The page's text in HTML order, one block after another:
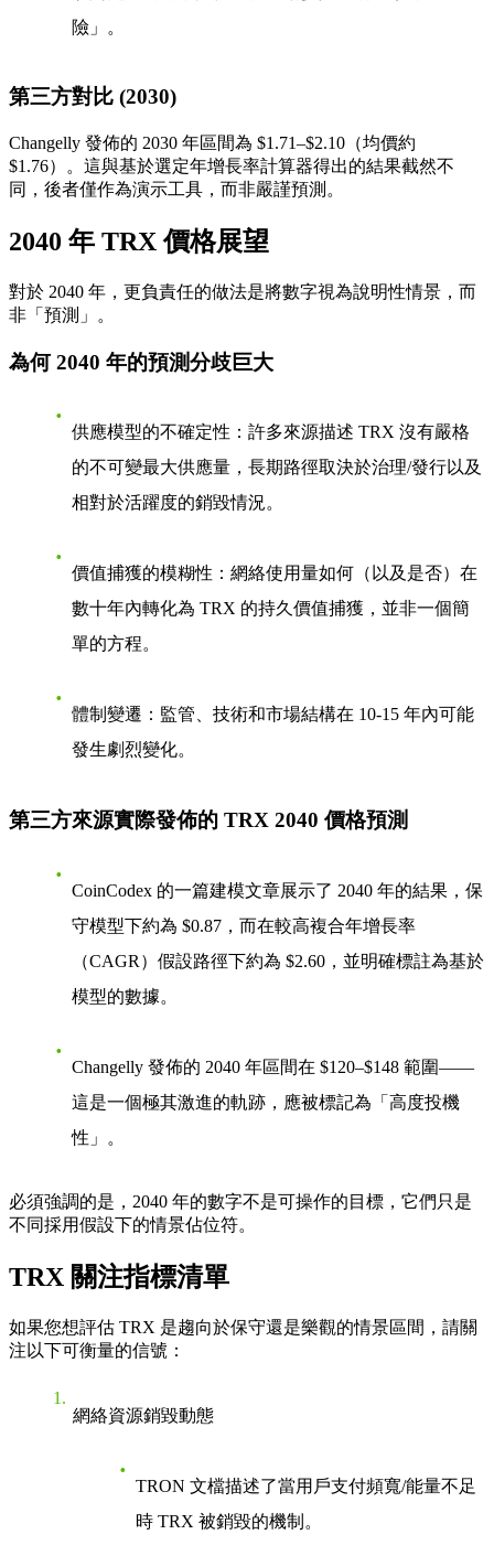
險」。
第三方對比 (2030)
Changelly 發佈的 2030 年區間為 $1.71–$2.10 （均價約
$1.76）。這與基於選定年增長率計算器得出的結果截然不
同，後者僅作為演示工具，而非嚴謹預測。
2040 年 TRX 價格展望
對於 2040 年，更負責任的做法是將數字視為說明性情景 ，而
非「預測」。
為何 2040 年的預測分歧巨大
供應模型的不確定性 ：許多來源描述 TRX 沒有嚴格
的不可變最大供應量，長期路徑取決於治理/發行以及
相對於活躍度的銷毀情況。
價值捕獲的模糊性 ：網絡使用量如何（以及是否）在
數十年內轉化為 TRX 的持久價值捕獲，並非一個簡
單的方程。
體制變遷 ：監管、技術和市場結構在 10-15 年內可能
發生劇烈變化。
第三方來源實際發佈的 TRX 2040 價格預測
CoinCodex 的一篇建模文章展示了 2040 年的結果，保
守模型下約為 $0.87 ，而在較高複合年增長率
（CAGR）假設路徑下約為 $2.60 ，並明確標註為基於
模型的數據。
Changelly 發佈的 2040 年區間在 $120–$148 範圍——
這是一個極其激進的軌跡，應被標記為「高度投機
性」。
必須強調的是，2040 年的數字不是可操作的目標 ，它們只是
不同採用假設下的情景佔位符。
TRX 關注指標清單
如果您想評估 TRX 是趨向於保守還是樂觀的情景區間，請關
注以下可衡量的信號：
網絡資源銷毀動態
TRON 文檔描述了當用戶支付頻寬/能量不足
時 TRX 被銷毀的機制。